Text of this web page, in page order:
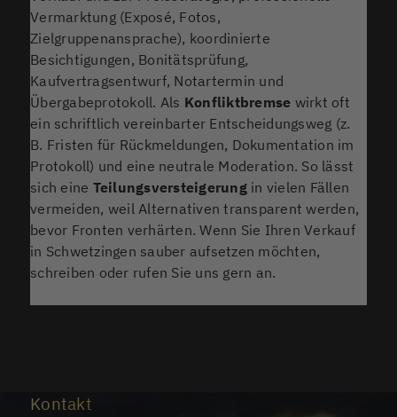
Vermarktung (Exposé, Fotos,
Zielgruppenansprache), koordinierte
Besichtigungen, Bonitätsprüfung,
Kaufvertragsentwurf, Notartermin und
Übergabeprotokoll. Als Konfliktbremse wirkt oft
ein schriftlich vereinbarter Entscheidungsweg (z.
B. Fristen für Rückmeldungen, Dokumentation im
Protokoll) und eine neutrale Moderation. So lässt
sich eine Teilungsversteigerungin vielen Fällen
vermeiden, weil Alternativen transparent werden,
bevor Fronten verhärten. Wenn Sie Ihren Verkauf
in Schwetzingen sauber aufsetzen möchten,
schreiben oder rufen Sie uns gern an.
Kontakt